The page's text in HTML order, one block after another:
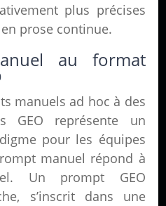
plus précises
prose continue.
au format
manuels ad hoc à des
GEO représente un
pour les équipes
manuel répond à
Un prompt GEO
s’inscrit dans une